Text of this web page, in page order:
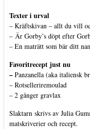
Texter i urval
– Kräftskivan – allt du vill
– Är Gorby’s döpt efter
– En maträtt som bär ditt
Favoritrecept just nu
– Panzanella (aka italiensk
– Rotselleriremoulad
– 2 gånger gravlax
Slaktarn skrivs av Julia
matskriverier och recept.